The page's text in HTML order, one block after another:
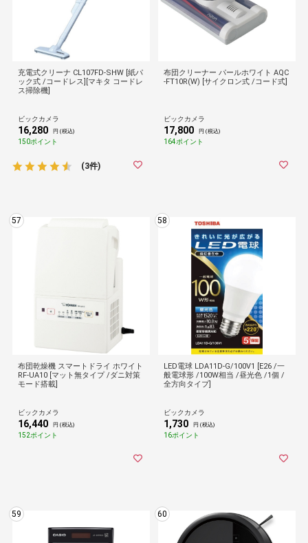
充電式クリーナ CL107FD-SHW [紙パ
ック式 /コードレス][マキタ コードレ
ス掃除機]
ビックカメラ
16,280 円 (税込)
150ポイント
(3件)
布団クリーナー パールホワイト AQC
-FT10R(W) [サイクロン式 /コード式]
ビックカメラ
17,800 円 (税込)
164ポイント
57
布団乾燥機 スマートドライ ホワイト
RF-UA10 [マット無タイプ /ダニ対策
モード搭載]
ビックカメラ
16,440 円 (税込)
152ポイント
58
LED電球 LDA11D-G/100V1 [E26 /一
般電球形 /100W相当 /昼光色 /1個 /
全方向タイプ]
ビックカメラ
1,730 円 (税込)
16ポイント
59 60